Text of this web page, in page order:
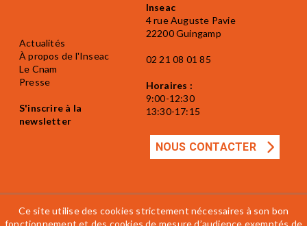
Actualités
À propos de l'Inseac
Le Cnam
Presse
S'inscrire à la
newsletter
Inseac
4 rue Auguste Pavie
22200 Guingamp
02 21 08 01 85
Horaires :
9:00-12:30
13:30-17:15
NOUS CONTACTER
Ce site utilise des cookies strictement nécessaires à son bon
fonctionnement et des cookies de mesure d’audience exemptés de